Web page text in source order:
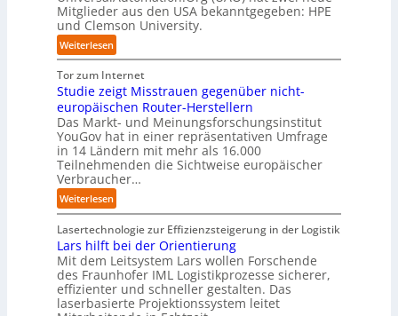
n
i
n
D
e
u
t
s
c
h
l
a
n
d
f
ü
r
p
r
a
x
i
s
n
a
h
e
A
u
t
o
m
a
t
i
i
c
k
t
f
d
i
e
Z
u
k
u
f
t
d
e
r
I
d
S
s
t
e
m
T
e
a
m
t
r
i
t
I
n
d
u
s
Mitglieder aus den USA bekanntgegeben: HPE
und Clemson University.
Weiterlesen:
U
n
i
v
e
r
s
a
l
A
u
o
m
a
t
i
Tor zum Internet
Studie zeigt Misstrauen gegenüber nicht-
europäischen Router-Herstellern
Das Markt- und Meinungsforschungsinstitut
YouGov hat in einer repräsentativen Umfrage
in 14 Ländern mit mehr als 16.000
Teilnehmenden die Sichtweise europäischer
Verbraucher…
Weiterlesen:
S
t
u
d
i
e
z
Lasertechnologie zur Effizienzsteigerung in der Logistik
Lars hilft bei der Orientierung
Mit dem Leitsystem Lars wollen Forschende
des Fraunhofer IML Logistikprozesse sicherer,
effizienter und schneller gestalten. Das
laserbasierte Projektionssystem leitet